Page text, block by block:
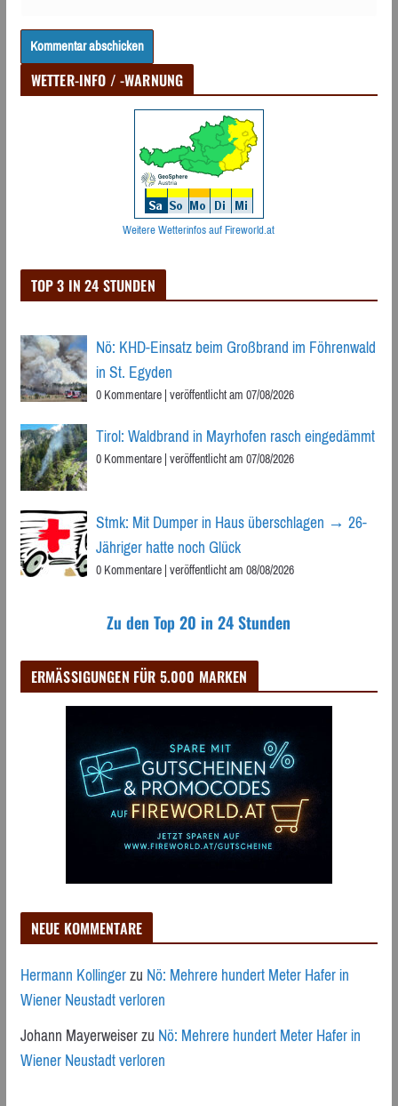
WETTER-INFO / -WARNUNG
Weitere Wetterinfos auf Fireworld.at
TOP 3 IN 24 STUNDEN
Nö: KHD-Einsatz beim Großbrand im Föhrenwald
in St. Egyden
0 Kommentare|veröffentlicht am 07/08/2026
Tirol: Waldbrand in Mayrhofen rasch eingedämmt
0 Kommentare|veröffentlicht am 07/08/2026
Stmk: Mit Dumper in Haus überschlagen → 26-
Jähriger hatte noch Glück
0 Kommentare|veröffentlicht am 08/08/2026
Zu den Top 20 in 24 Stunden
ERMÄSSIGUNGEN FÜR 5.000 MARKEN
NEUE KOMMENTARE
Hermann KollingerzuNö: Mehrere hundert Meter Hafer in
Wiener Neustadt verloren
Johann MayerweiserzuNö: Mehrere hundert Meter Hafer in
Wiener Neustadt verloren